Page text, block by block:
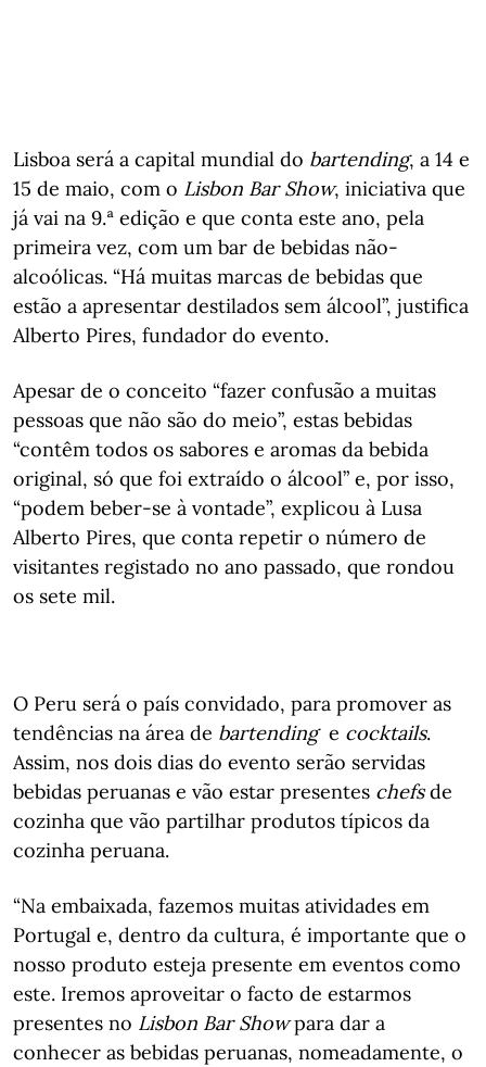
Lisboa será a capital mundial do bartending, a 14 e
15 de maio, com o Lisbon Bar Show, iniciativa que
já vai na 9.ª edição e que conta este ano, pela
primeira vez, com um bar de bebidas não-
alcoólicas. “Há muitas marcas de bebidas que
estão a apresentar destilados sem álcool”, justifica
Alberto Pires, fundador do evento.
Apesar de o conceito “fazer confusão a muitas
pessoas que não são do meio”, estas bebidas
“contêm todos os sabores e aromas da bebida
original, só que foi extraído o álcool” e, por isso,
“podem beber-se à vontade”, explicou à Lusa
Alberto Pires, que conta repetir o número de
visitantes registado no ano passado, que rondou
os sete mil.
O Peru será o país convidado, para promover as
tendências na área de bartendinge cocktails.
Assim, nos dois dias do evento serão servidas
bebidas peruanas e vão estar presentes chefsde
cozinha que vão partilhar produtos típicos da
cozinha peruana.
“Na embaixada, fazemos muitas atividades em
Portugal e, dentro da cultura, é importante que o
nosso produto esteja presente em eventos como
este. Iremos aproveitar o facto de estarmos
presentes no Lisbon Bar Showpara dar a
conhecer as bebidas peruanas, nomeadamente, o